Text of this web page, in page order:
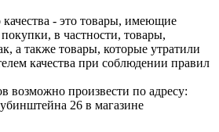
- это товары, имеющие
в частности, товары,
а также товары, которые утратили
качества при соблюдении правил
возможно произвести по адресу:
26 в магазине